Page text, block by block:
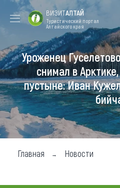
Форум VISIT
ALTAI
Цветение
маральника
Туры
Где побывать
Чем заняться
Где остановиться
ВИЗИТАЛТАЙ
Туристический портал
Алтайского края
Уроженец
снимал в
пустыне: Иван
Главная Новости